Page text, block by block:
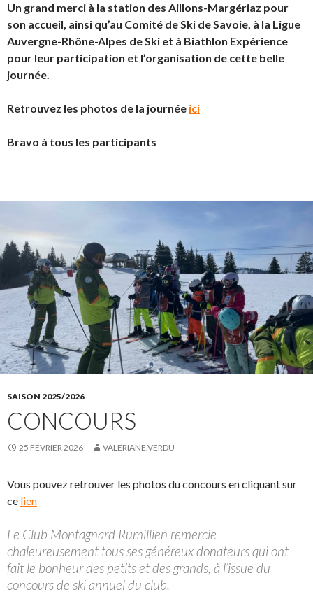
Un grand merci à la station des Aillons-Margériaz pour
son accueil, ainsi qu’au Comité de Ski de Savoie, à la Ligue
Auvergne-Rhône-Alpes de Ski et à Biathlon Expérience
pour leur participation et l’organisation de cette belle
journée.
Retrouvez les photos de la journée ici
Bravo à tous les participants
SAISON 2025/2026
CONCOURS
25 FÉVRIER 2026 VALERIANE.VERDU
Vous pouvez retrouver les photos du concours en cliquant sur
ce lien
Le Club Montagnard Rumillien remercie
chaleureusement tous ses généreux donateurs qui ont
fait le bonheur des petits et des grands, à l’issue du
concours de ski annuel du club.